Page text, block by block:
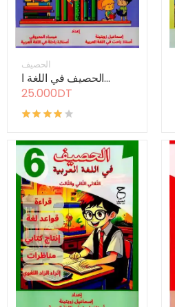
الحصيف
الحصيف في اللغة ا...
25.000DT